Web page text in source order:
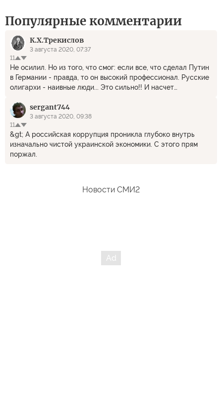
Популярные комментарии
К.Х.Трекислов
3 августа 2020, 07:37
11
Не осилил. Но из того, что смог: если все, что сделал Путин
в Германии - правда, то он высокий профессионал. Русские
олигархи - наивные люди... Это сильно!! И насчет
ЗАПАДНЫХ ДЕНЕГ!! Для них это, стало быть, нормально. О,
как.. короче - клиника.. Дальше читать не смог. Кто смог -
напишет больше.
sergant744
3 августа 2020, 09:38
11
&gt; А российская коррупция проникла глубоко внутрь
изначально чистой украинской экономики. C этого прям
поржал.
Новости СМИ2